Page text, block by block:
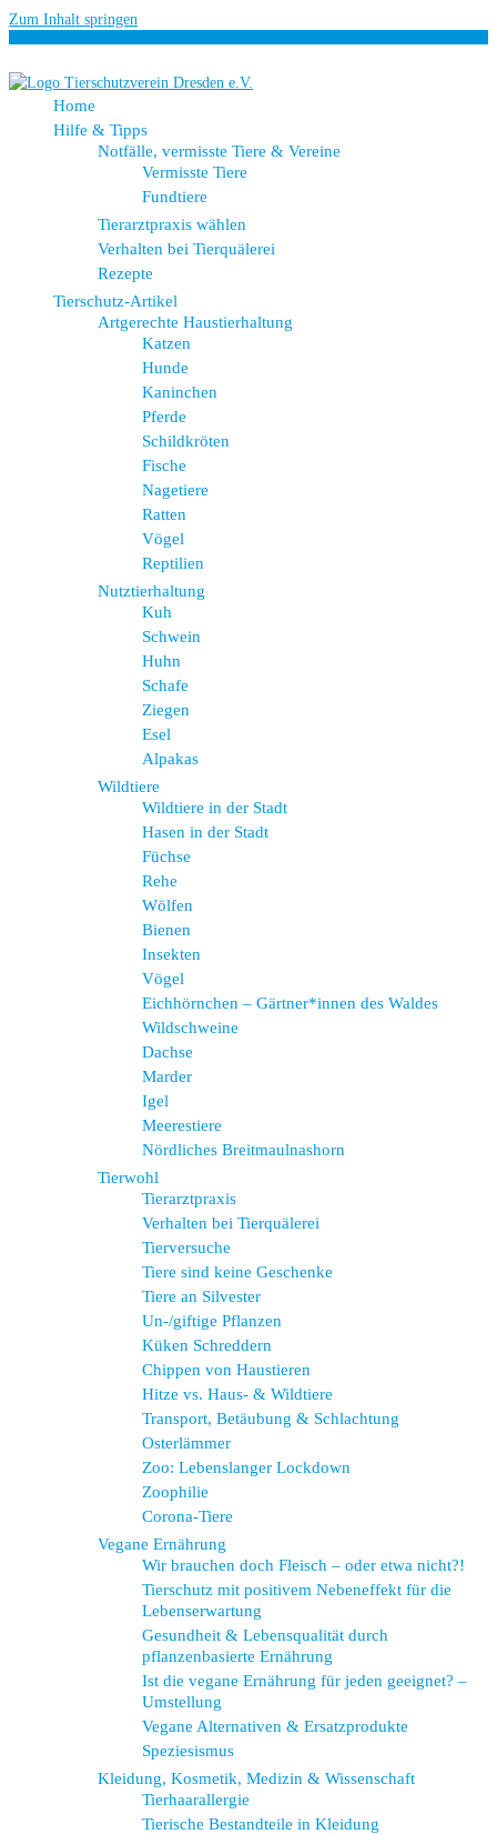
Zum Inhalt springen
Home
Hilfe & Tipps
Notfälle, vermisste Tiere & Vereine
Vermisste Tiere
Fundtiere
Tierarztpraxis wählen
Verhalten bei Tierquälerei
Rezepte
Tierschutz-Artikel
Artgerechte Haustierhaltung
Katzen
Hunde
Kaninchen
Pferde
Schildkröten
Fische
Nagetiere
Ratten
Vögel
Reptilien
Nutztierhaltung
Kuh
Schwein
Huhn
Schafe
Ziegen
Esel
Alpakas
Wildtiere
Wildtiere in der Stadt
Hasen in der Stadt
Füchse
Rehe
Wölfen
Bienen
Insekten
Vögel
Eichhörnchen – Gärtner*innen des Waldes
Wildschweine
Dachse
Marder
Igel
Meerestiere
Nördliches Breitmaulnashorn
Tierwohl
Tierarztpraxis
Verhalten bei Tierquälerei
Tierversuche
Tiere sind keine Geschenke
Tiere an Silvester
Un-/giftige Pflanzen
Küken Schreddern
Chippen von Haustieren
Hitze vs. Haus- & Wildtiere
Transport, Betäubung & Schlachtung
Osterlämmer
Zoo: Lebenslanger Lockdown
Zoophilie
Corona-Tiere
Vegane Ernährung
Wir brauchen doch Fleisch – oder etwa nicht?!
Tierschutz mit positivem Nebeneffekt für die
Lebenserwartung
Gesundheit & Lebensqualität durch
pflanzenbasierte Ernährung
Ist die vegane Ernährung für jeden geeignet? –
Umstellung
Vegane Alternativen & Ersatzprodukte
Speziesismus
Kleidung, Kosmetik, Medizin & Wissenschaft
Tierhaarallergie
Tierische Bestandteile in Kleidung